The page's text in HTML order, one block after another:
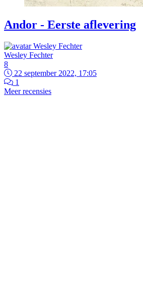
Andor - Eerste aflevering
Wesley Fechter
8
22 september 2022, 17:05
1
Meer recensies